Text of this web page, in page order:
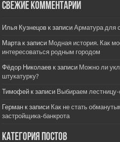
Свежие комментарии
Илья Кузнецов к записиАрматура для
Мартак записи Модная история. Как
интересоваться родным городом
Фёдор Николаев к записи Можно ли
штукатурку?
Тимофей к записи Выбираем
Герман к записи Как не стать
застройщика-банкрота
Категория постов